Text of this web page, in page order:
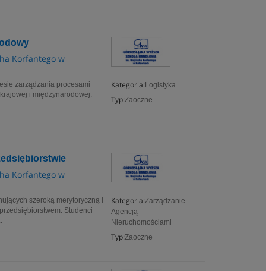
Korfantego w
Kategoria: Logistyka
Typ:Zaoczne
zarządzania procesami
i międzynarodowej.
Korfantego w
Kategoria:Zarządzanie
Agencją
Nieruchomościami
Typ:Zaoczne
szeroką merytoryczną i
Studenci